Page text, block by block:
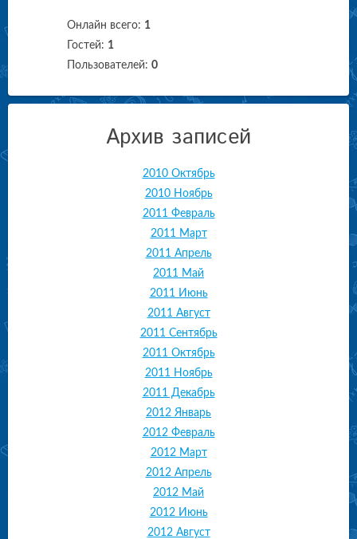
Онлайн всего: 1
Гостей: 1
Пользователей: 0
Архив записей
2010 Октябрь
2010 Ноябрь
2011 Февраль
2011 Март
2011 Апрель
2011 Май
2011 Июнь
2011 Август
2011 Сентябрь
2011 Октябрь
2011 Ноябрь
2011 Декабрь
2012 Январь
2012 Февраль
2012 Март
2012 Апрель
2012 Май
2012 Июнь
2012 Август